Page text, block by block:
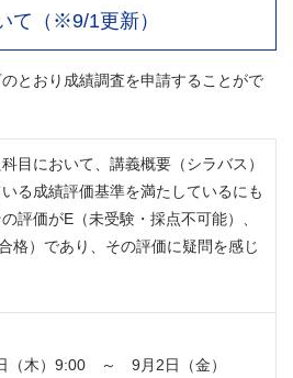
て（※9/1更新）
とおり成績調査を申請することがで
目において、講義概要（シラバス）
る成績評価基準を満たしているにも
評価がE（未受験・採点不可能）、
格）であり、その評価に疑問を感じ
（木）9:00 ～ 9月2日（金）